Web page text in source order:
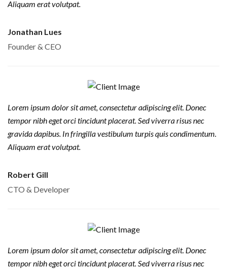
Aliquam erat volutpat.
Jonathan Lues
Founder & CEO
Lorem ipsum dolor sit amet, consectetur adipiscing elit. Donec
tempor nibh eget orci tincidunt placerat. Sed viverra risus nec
gravida dapibus. In fringilla vestibulum turpis quis condimentum.
Aliquam erat volutpat.
Robert Gill
CTO & Developer
Lorem ipsum dolor sit amet, consectetur adipiscing elit. Donec
tempor nibh eget orci tincidunt placerat. Sed viverra risus nec